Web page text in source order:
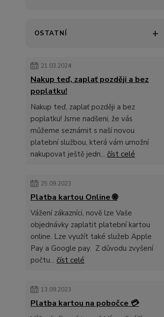
OSTATNÍ
21.03.2024
Nakup teď, zaplať později a bez
poplatku!
Nakup teď, zaplať později a bez
poplatku! Jsme nadšeni, že vás
můžeme seznámit s naší novou
platební službou, která vám umožní
nakupovat ještě jedn... číst celé
25.09.2023
Platba kartou Online 🌐
Vážení zákazníci, nově lze Vaše
objednávky zaplatit platební kartou
online. Lze využít také služeb Apple
Pay a Google pay. Z důvodu zvyšení
počtu... číst celé
13.09.2023
Platba kartou na pobočce 💳